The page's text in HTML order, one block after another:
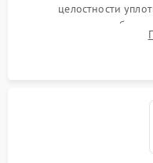
целостности
сопротивления
считывание кодов